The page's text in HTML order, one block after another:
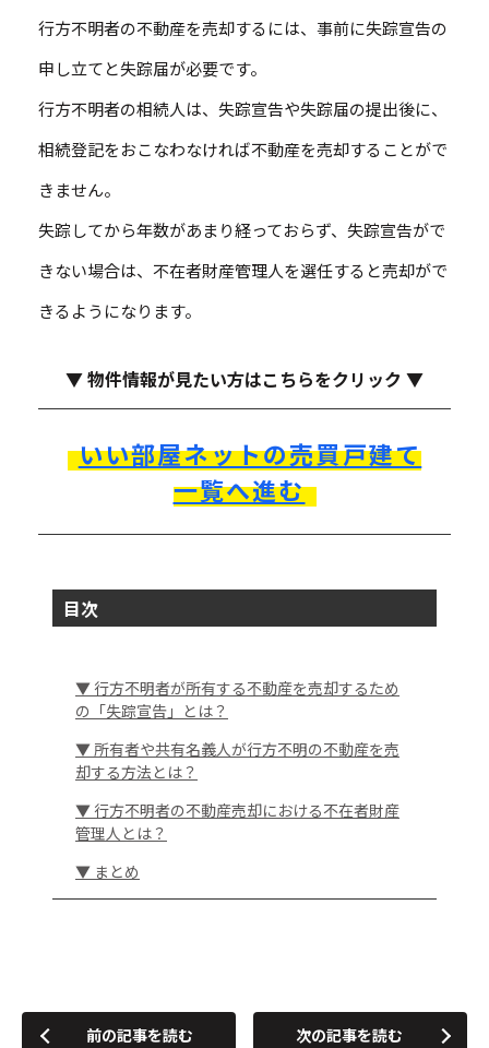
行方不明者の不動産を売却するには、事前に失踪宣告の
申し立てと失踪届が必要です。
行方不明者の相続人は、失踪宣告や失踪届の提出後に、
相続登記をおこなわなければ不動産を売却することがで
きません。
失踪してから年数があまり経っておらず、失踪宣告がで
きない場合は、不在者財産管理人を選任すると売却がで
きるようになります。
▼ 物件情報が見たい方はこちらをクリック ▼
いい部屋ネットの売買戸建て
一覧へ進む
目次
▼ 行方不明者が所有する不動産を売却するため
の「失踪宣告」とは？
▼ 所有者や共有名義人が行方不明の不動産を売
却する方法とは？
▼ 行方不明者の不動産売却における不在者財産
管理人とは？
▼ まとめ
前の記事を読む 次の記事を読む